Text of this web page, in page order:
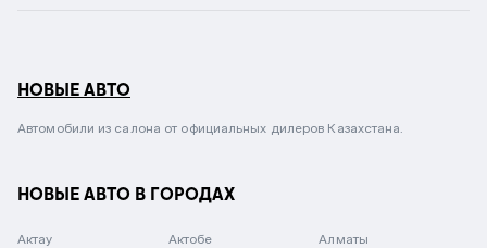
НОВЫЕ АВТО
Автомобили из салона от официальных дилеров Казахстана.
НОВЫЕ АВТО В ГОРОДАХ
Актау Актобе Алматы